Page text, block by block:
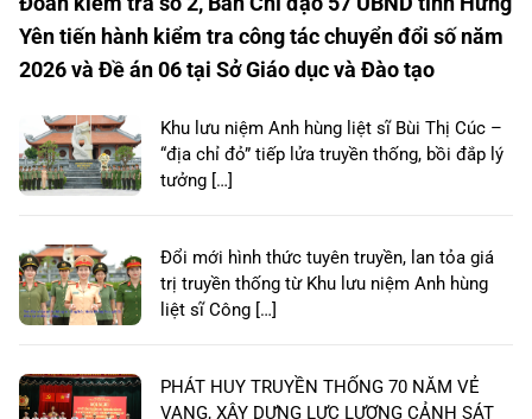
Yên tiến hành kiểm tra công tác chuyển đổi số năm
2026 và Đề án 06 tại Sở Giáo dục và Đào tạo
Khu lưu niệm Anh hùng liệt sĩ Bùi Thị Cúc –
“địa chỉ đỏ” tiếp lửa truyền thống, bồi đắp lý
tưởng […]
Đổi mới hình thức tuyên truyền, lan tỏa giá
trị truyền thống từ Khu lưu niệm Anh hùng
liệt sĩ Công […]
PHÁT HUY TRUYỀN THỐNG 70 NĂM VẺ
VANG, XÂY DỰNG LỰC LƯỢNG CẢNH SÁT